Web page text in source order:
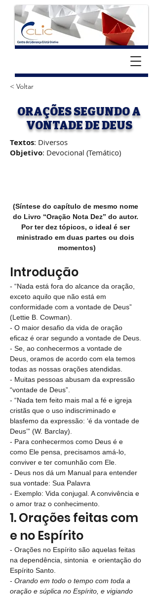
< Voltar
ORAÇÕES SEGUNDO A
VONTADE DE DEUS
Textos: Diversos
Objetivo: Devocional (Temático)
(Síntese do capítulo de mesmo nome
do Livro “Oração Nota Dez” do autor.
Por ter dez tópicos, o ideal é ser
ministrado em duas partes ou dois
momentos)
Introdução
- “Nada está fora do alcance da oração,
exceto aquilo que não está em
conformidade com a vontade de Deus”
(Lettie B. Cowman).
- O maior desafio da vida de oração
eficaz é orar segundo a vontade de Deus.
- Se, ao conhecermos a vontade de
Deus, oramos de acordo com ela temos
todas as nossas orações atendidas.
- Muitas pessoas abusam da expressão
“vontade de Deus”.
- “Nada tem feito mais mal a fé e igreja
cristãs que o uso indiscriminado e
blasfemo da expressão: ‘é da vontade de
Deus’” (W. Barclay).
- Para conhecermos como Deus é e
como Ele pensa, precisamos amá-lo,
conviver e ter comunhão com Ele.
- Deus nos dá um Manual para entender
sua vontade: Sua Palavra
- Exemplo: Vida conjugal. A convivência e
o amor traz o conhecimento.
1. Orações feitas com
e no Espírito
- Orações no Espírito são aquelas feitas
na dependência, sintonia  e orientação do
Espírito Santo.
- Orando em todo o tempo com toda a
oração e súplica no Espírito, e vigiando